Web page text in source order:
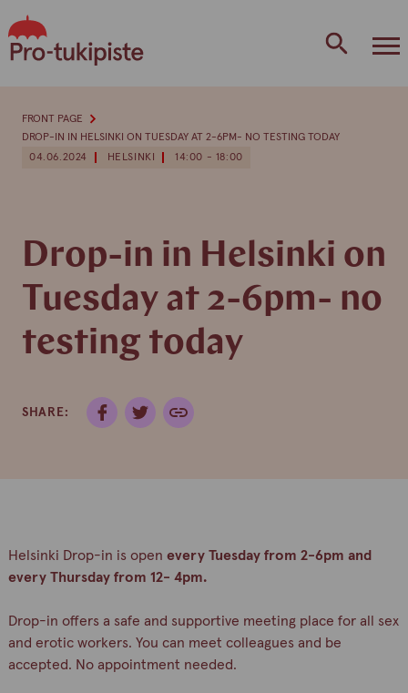
to
content
04.06.2024 HELSINKI 14:00 - 18:00
Drop-in in Helsinki on
Tuesday at 2-6pm- no
testing today
SHARE:
FRONT PAGE
DROP-IN IN HELSINKI ON TUESDAY AT 2-6PM- NO TESTING TODAY
Helsinki Drop-in is open every Tuesday from 2-6pm and
every Thursday from 12- 4pm.
Drop-in offers a safe and supportive meeting place for all sex
and erotic workers. You can meet colleagues and be
accepted. No appointment needed.